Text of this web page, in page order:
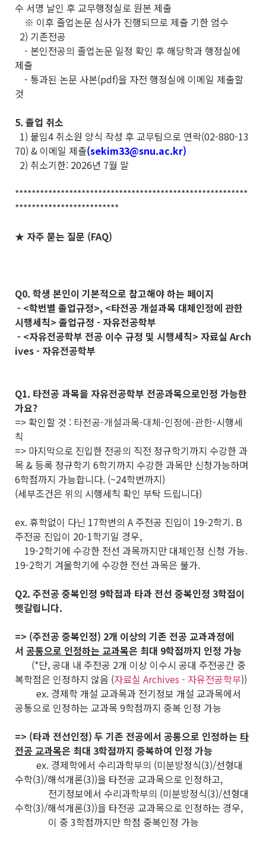
수 서명 날인 후 교무행정실로 원본 제출
※ 이후 졸업논문 심사가 진행되므로 제출 기한 엄수
2) 기존전공
- 본인전공의 졸업논문 일정 확인 후 해당학과 행정실에
제출
- 통과된 논문 사본(pdf)을 자전 행정실에 이메일 제출할
것
5. 졸업 취소
1) 붙임4 취소원 양식 작성 후 교무팀으로 연락(02-880-13
70) & 이메일 제출(sekim33@snu.ac.kr)
2) 취소기한: 2026년 7월 말
********************************************************
*************************
★ 자주 묻는 질문 (FAQ)
Q0. 학생 본인이 기본적으로 참고해야 하는 페이지
- <학번별 졸업규정>, <타전공 개설과목 대체인정에 관한
시행세칙> 졸업규정 - 자유전공학부
- <자유전공학부 전공 이수 규정 및 시행세칙> 자료실 Arch
ives - 자유전공학부
Q1. 타전공 과목을 자유전공학부 전공과목으로인정 가능한
가요?
=> 확인할 것 : 타전공-개설과목-대체-인정에-관한-시행세
칙
=> 마지막으로 진입한 전공의 직전 정규학기까지 수강한 과
목 & 등록 정규학기 6학기까지 수강한 과목만 신청가능하며
6학점까지 가능합니다. (~24학번까지)
(세부조건은 위의 시행세칙 확인 부탁 드립니다)
ex. 휴학없이 다닌 17학번의 A 주전공 진입이 19-2학기. B
주전공 진입이 20-1학기일 경우,
19-2학기에 수강한 전선 과목까지만 대체인정 신청 가능.
19-2학기 겨울학기에 수강한 전선 과목은 불가.
Q2. 주전공 중복인정 9학점과 타과 전선 중복인정 3학점이
헷갈립니다.
=> (주전공 중복인정) 2개 이상의 기존 전공 교과과정에
서 공통으로 인정하는 교과목은 최대 9학점까지 인정 가능
(*단, 공대 내 주전공 2개 이상 이수시 공대 주전공간 중
복학점은 인정하지 않음 (자료실 Archives - 자유전공학부))
ex. 경제학 개설 교과목과 전기정보 개설 교과목에서
공통으로 인정하는 교과목 9학점까지 중복 인정 가능
=> (타과 전선인정) 두 기존 전공에서 공통으로 인정하는 타
전공 교과목은 최대 3학점까지 중복하여 인정 가능
ex. 경제학에서 수리과학부의 (미분방정식(3)/선형대
수학(3)/해석개론(3))을 타전공 교과목으로 인정하고,
전기정보에서 수리과학부의 (미분방정식(3)/선형대
수학(3)/해석개론(3))을 타전공 교과목으로 인정하는 경우,
이 중 3학점까지만 학점 중복인정 가능